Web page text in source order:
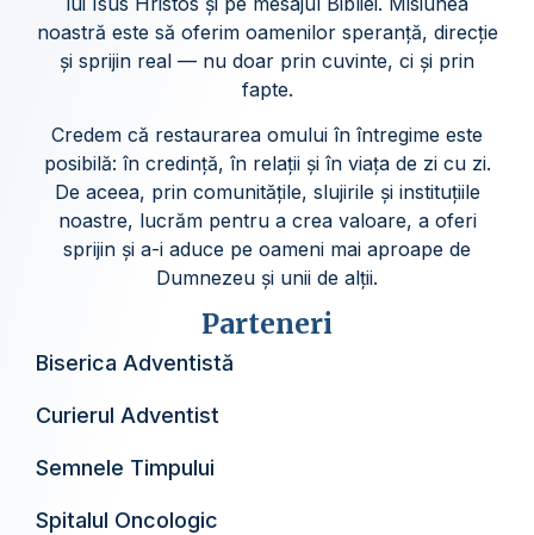
noastră este să oferim oamenilor speranță, direcție
și sprijin real — nu doar prin cuvinte, ci și prin
fapte.
Credem că restaurarea omului în întregime este
posibilă: în credință, în relații și în viața de zi cu zi.
De aceea, prin comunitățile, slujirile și instituțiile
noastre, lucrăm pentru a crea valoare, a oferi
sprijin și a-i aduce pe oameni mai aproape de
Dumnezeu și unii de alții.
Parteneri
Biserica Adventistă
Curierul Adventist
Semnele Timpului
Spitalul Oncologic